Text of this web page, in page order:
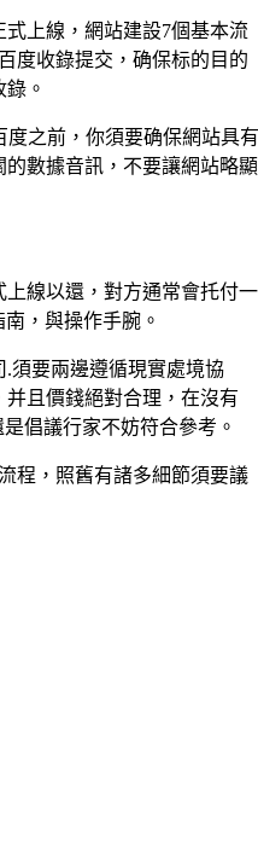
上線，網站建設7個基本流
度收錄提交，确保标的目的
。
之前，你須要确保網站具有
數據音訊，不要讓網站略顯
線以還，對方通常會托付一
，與操作手腕。
.須要兩邊遵循現實處境協
且價錢絕對合理，在沒有
倡議行家不妨符合參考。
程，照舊有諸多細節須要議